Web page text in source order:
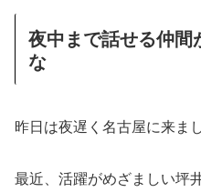
夜中まで話せる仲
な
昨日は夜遅く名古屋に来まし
最近、活躍がめざましい坪